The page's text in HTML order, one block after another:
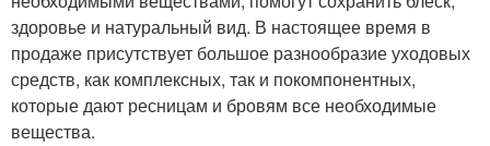
здоровье и натуральный вид. В настоящее время в
продаже присутствует большое разнообразие уходовых
средств, как комплексных, так и покомпонентных,
которые дают ресницам и бровям все необходимые
вещества.